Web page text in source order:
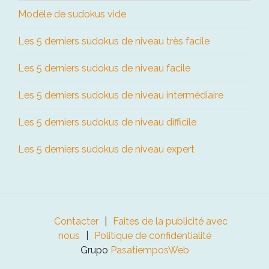
Modèle de sudokus vide
Les 5 derniers sudokus de niveau très facile
Les 5 derniers sudokus de niveau facile
Les 5 derniers sudokus de niveau intermédiaire
Les 5 derniers sudokus de niveau difficile
Les 5 derniers sudokus de niveau expert
Contacter
Faites de la publicité avec
nous
Politique de confidentialité
Grupo PasatiemposWeb